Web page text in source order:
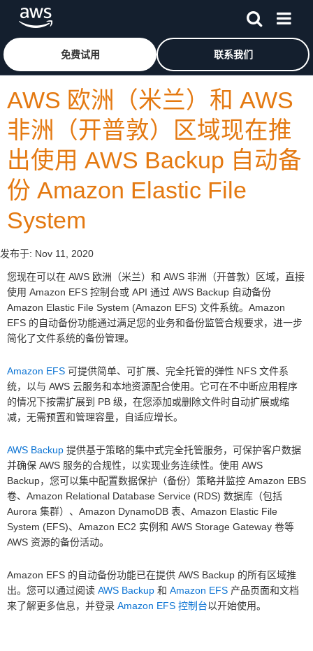
跳至主要内容
免费试用 联系我们
AWS 欧洲（米兰）和 AWS
非洲（开普敦）区域现在推
出使用 AWS Backup 自动备
份 Amazon Elastic File
System
发布于: Nov 11, 2020
您现在可以在 AWS 欧洲（米兰）和 AWS 非洲（开普敦）区域，直接
使用 Amazon EFS 控制台或 API 通过 AWS Backup 自动备份
Amazon Elastic File System (Amazon EFS) 文件系统。Amazon
EFS 的自动备份功能通过满足您的业务和备份监管合规要求，进一步
简化了文件系统的备份管理。
Amazon EFS 可提供简单、可扩展、完全托管的弹性 NFS 文件系
统，以与 AWS 云服务和本地资源配合使用。它可在不中断应用程序
的情况下按需扩展到 PB 级，在您添加或删除文件时自动扩展或缩
减，无需预置和管理容量，自适应增长。
AWS Backup 提供基于策略的集中式完全托管服务，可保护客户数据
并确保 AWS 服务的合规性，以实现业务连续性。使用 AWS
Backup，您可以集中配置数据保护（备份）策略并监控 Amazon EBS
卷、Amazon Relational Database Service (RDS) 数据库（包括
Aurora 集群）、Amazon DynamoDB 表、Amazon Elastic File
System (EFS)、Amazon EC2 实例和 AWS Storage Gateway 卷等
AWS 资源的备份活动。
Amazon EFS 的自动备份功能已在提供 AWS Backup 的所有区域推
出。您可以通过阅读 AWS Backup 和 Amazon EFS 产品页面和文档
来了解更多信息，并登录 Amazon EFS 控制台以开始使用。